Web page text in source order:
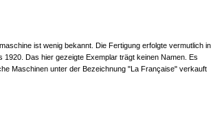
ist wenig bekannt. Die Fertigung erfolgte vermutlich in
1920. Das hier gezeigte Exemplar trägt keinen Namen. Es
Maschinen unter der Bezeichnung "La Française" verkauft